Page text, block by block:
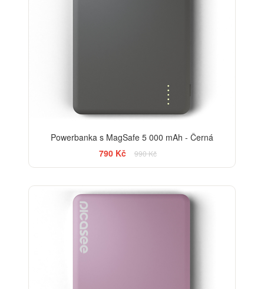
Powerbanka s MagSafe 5 000 mAh - Černá
790 Kč
990 Kč